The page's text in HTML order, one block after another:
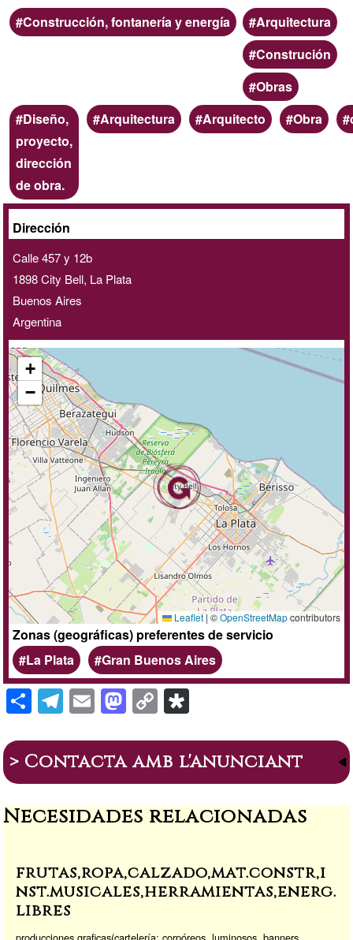
Ámbito
Construcción, fontanería y energía Categoria
Arquitectura
Construción
Obras
Palabras
clave
Diseño,
proyecto,
dirección
de obra.
Arquitectura Arquitecto Obra
A
domicilio
/
online
Dirección
Calle 457 y 12b
1898City Bell, La Plata
Buenos Aires
Argentina
+
−
Leaflet| ©OpenStreetMapcontributors
Zonas (geográficas) preferentes de servicio
La Plata
Gran Buenos Aires
S
h
ar
e
T
el
e
gr
a
m
E
m
ail
M
a
st
o
d
o
C
o
p
y
Li
n
Di
s
p
or
a
> Contacta amb l'anunciant
Necesidades relacionadas
frutas,ropa,calzado,mat.constr,i
nst.musicales,herramientas,energ.
libres
producciones graficas(cartelería: corpóreos, luminosos, banners,